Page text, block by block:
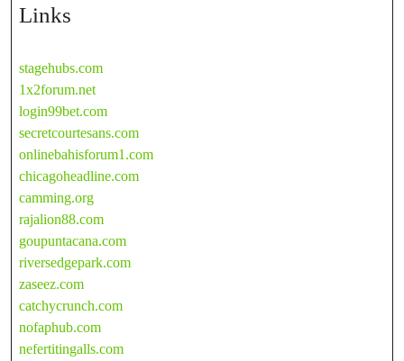
Links
stagehubs.com
1x2forum.net
login99bet.com
secretcourtesans.com
onlinebahisforum1.com
chicagoheadline.com
camming.org
rajalion88.com
goupuntacana.com
riversedgepark.com
zaseez.com
catchycrunch.com
nofaphub.com
nefertitingalls.com